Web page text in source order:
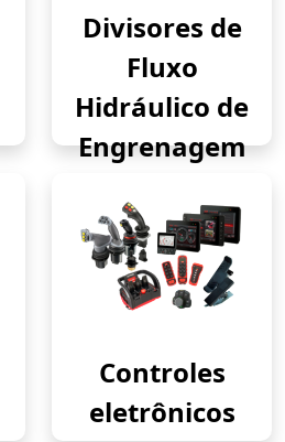
Divisores de
Fluxo
Hidráulico de
Engrenagem
Controles
eletrônicos